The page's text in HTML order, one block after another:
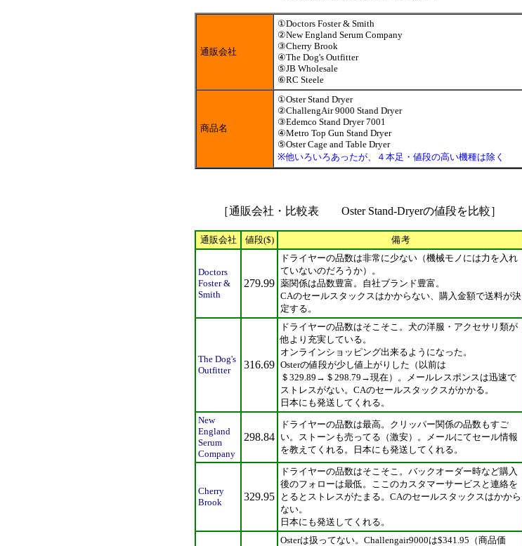
通販会社
①Doctors Foster & Smith
②New England Serum Company
③Cherry Brook
④The Dog's Outfitter
⑤JB Wholesale
⑥RC Steele
商品名
①Oster Stand Dryer
②ChallengAir 9000 Stand Dryer
③Edemco Stand Dryer 7001
④Metro Top Gun Stand Dryer
⑤Oster Cage and Table Dryer
※他いろいろあったが、４本足・値段の高い機種は除く
［通販会社・比較表 Oster Stand-Dryerの値段を比較］
通販会社 値段($) 備考
Doctors
Foster &
Smith
279.99
ドライヤーの品数は非常に少ない（機械モノには力を入れ
ていないのだろうか）。
薬関係は品数豊富。自社ブランド豊富。
CAのセールスタックスはかからない、購入金額で送料が決
定する。
The Dog's
Outfitter
316.69
ドライヤーの品数はそこそこ。犬の洋服・アクセサリ類が
他より充実している。
オンラインショッピング出来るようになった。
Osterの値段が少し値上がりした （以前は
＄329.89→＄298.79→現在）。メールレスポンスは迅速で
ストレスがない。CAのセールスタックスがかかる。
日本にも発送してくれる。
New
England
Serum
Company
298.84
ドライヤーの品数は最高。クリッパー関係の品数もすご
い。ストーンも売ってる（激安）。メールにてセール情報
を教えてくれる。日本にも発送してくれる。
Cherry
Brook
329.95
ドライヤーの品数はそこそこ。バックオーダー時など購入
後のフォローは最低。ここのカスタマーサービスと連絡を
とるとストレスがたまる。 CAのセールスタックスはかから
ない。
日本にも発送してくれる。
Osterは扱ってない。Challengair9000は$341.95（商品価